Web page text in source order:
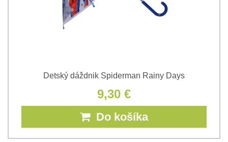
Detský dáždnik Spiderman Rainy Days
9,30 €
Do košíka